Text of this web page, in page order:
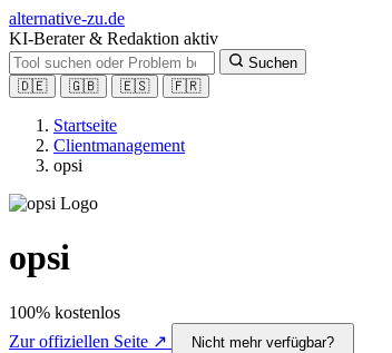
alternative-zu.de
KI-Berater & Redaktion aktiv
Suchen
🇩🇪
🇬🇧 🇪🇸 🇫🇷
Startseite
Clientmanagement
opsi
opsi
100% kostenlos
Zur offiziellen Seite ↗
Nicht mehr verfügbar?